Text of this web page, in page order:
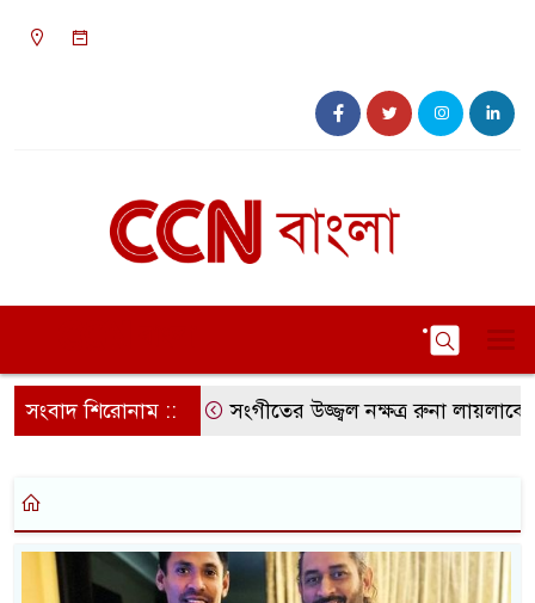
সংবাদ শিরোনাম :: সংগীতের উজ্জ্বল নক্ষত্র রুনা লায়লাকে